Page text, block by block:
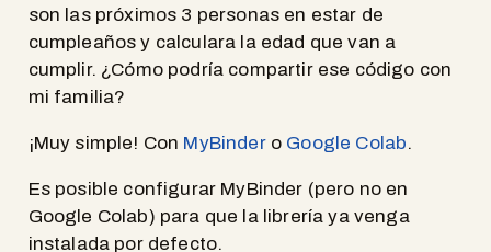
son las próximos 3 personas en estar de
cumpleaños y calculara la edad que van a
cumplir. ¿Cómo podría compartir ese código con
mi familia?
¡Muy simple! Con MyBindero Google Colab.
Es posible configurar MyBinder (pero no en
Google Colab) para que la librería ya venga
instalada por defecto.